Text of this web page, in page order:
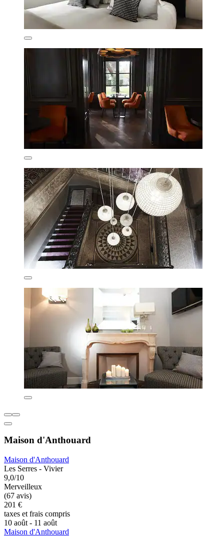
Maison d'Anthouard
Maison d'Anthouard
Les Serres - Vivier
9,0/10
Merveilleux
(67 avis)
201 €
taxes et frais compris
10 août - 11 août
Maison d'Anthouard